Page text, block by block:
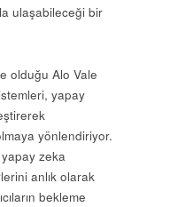
ulaşabileceği bir
olduğu Alo Vale
yapay
yönlendiriyor.
zeka
anlık olarak
bekleme